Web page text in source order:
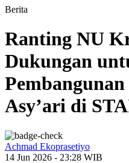
Berita
Ranting NU
Dukungan
Asy’ari di
Achmad Ekoprasetiyo
14 Jun 2026 - 23:28 WIB